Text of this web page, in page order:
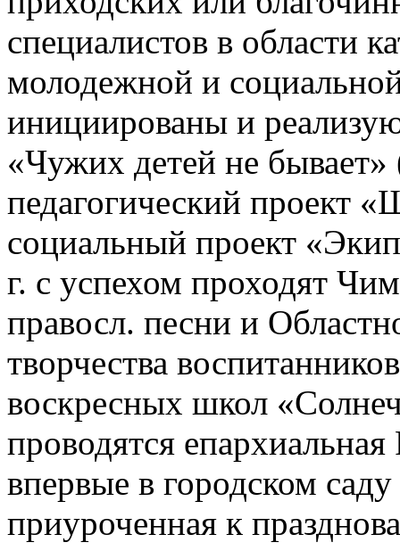
специалистов в области
молодежной и
инициированы и
«Чужих детей не
педагогический проект
социальный проект
г. с успехом проходят
правосл. песни и
творчества
воскресных школ
проводятся
впервые в городском
приуроченная к